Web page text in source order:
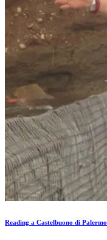
Reading a Castelbuono di Palermo